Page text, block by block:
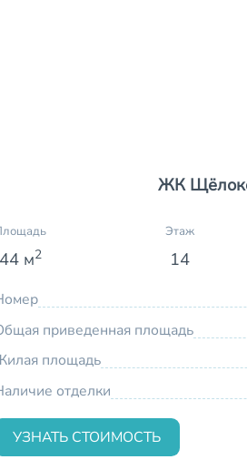
ЖК
44 м2
Этаж
14
приведенная площадь
площадь
отделки
УЗНАТЬ СТОИМОСТЬ